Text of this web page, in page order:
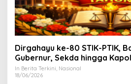
Dirgahayu ke-80 STIK-PTIK,
Gubernur, Sekda hingga
In Berita Terkini, Nasional
18/06/2026